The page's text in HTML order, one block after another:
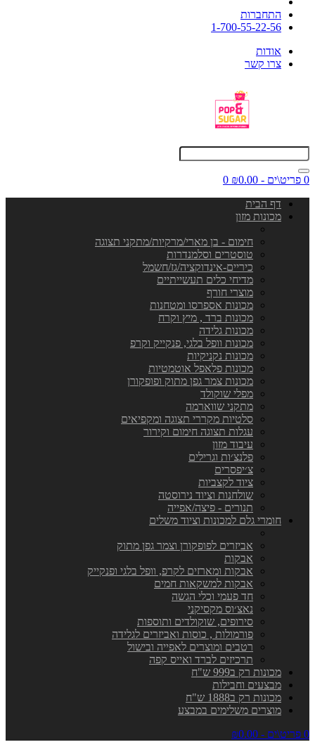
התחברות
1-700-55-22-56
אודות
צרו קשר
0 פריט\ים - ₪0.00
0
דף הבית
מכונות מזון
חימום - בן מארי/מרקיות/מתקני תצוגה
טוסטרים וסלמנדרות
כיריים-אינדוקציה/גז/חשמל
מדיחי כלים תעשייתיים
מוצרי חורף
מכונות אספרסו ומטחנות
מכונות ברד , מיץ וקרח
מכונות גלידה
מכונות וופל בלגי, פנקייק וקרפ
מכונות נקניקיות
מכונות פלאפל אוטמטיות
מכונות צמר גפן מתוק ופופקורן
מפלי שוקולד
מתקני שווארמה
סלטיות מקררי תצוגה ומקפיאים
עגלות תצוגה חימום וקירור
עיבוד מזון
פלנצ׳ות וגרילים
צ׳יפסרים
ציוד לקצביות
שולחנות וציוד נירוסטה
תנורים - פיצה/אפייה
חומרי גלם למכונות וציוד משלים
אביזרים לפופקורן וצמר גפן מתוק
אבקות
אבקות ומארזים לקרפ, וופל בלגי ופנקייק
אבקות למשקאות חמים
חד פעמי וכלי הגשה
נאצ׳וס מקסיקני
סירופים, שוקולדים ותוספות
פורמולות , כוסות ואביזרים לגלידה
רטבים ומוצרים לאפייה ובישול
תרכיזים לברד ואייס קפה
מכונות רק ב999 ש"ח
מבצעים וחבילות
מכונות רק ב1888 ש"ח
מוצרים משלימים במבצע
0 פריט\ים - ₪0.00